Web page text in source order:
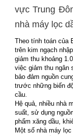
vực Trung
nhà máy lọc
Theo tính toán của
trên kim ngạch
giảm thu khoảng
việc giảm thu ngân
bảo đảm nguồn
trước những biến
cầu.
Hệ quả, nhiều nhà
suất, sử dụng
phẩm xăng dầu,
Một số nhà máy